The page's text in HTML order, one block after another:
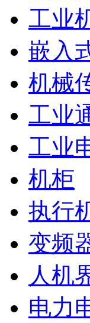
工业
嵌入
机械
工业
工业
机柜
执行
变频
人机
电力